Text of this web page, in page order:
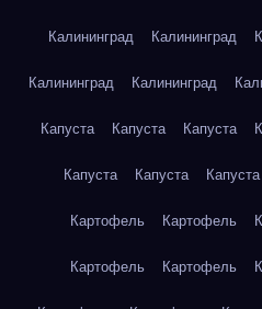
Калининград Калининград
Калининград Калининград
Капуста Капуста Капуста
Капуста Капуста Капуста
Картофель Картофель
Картофель Картофель